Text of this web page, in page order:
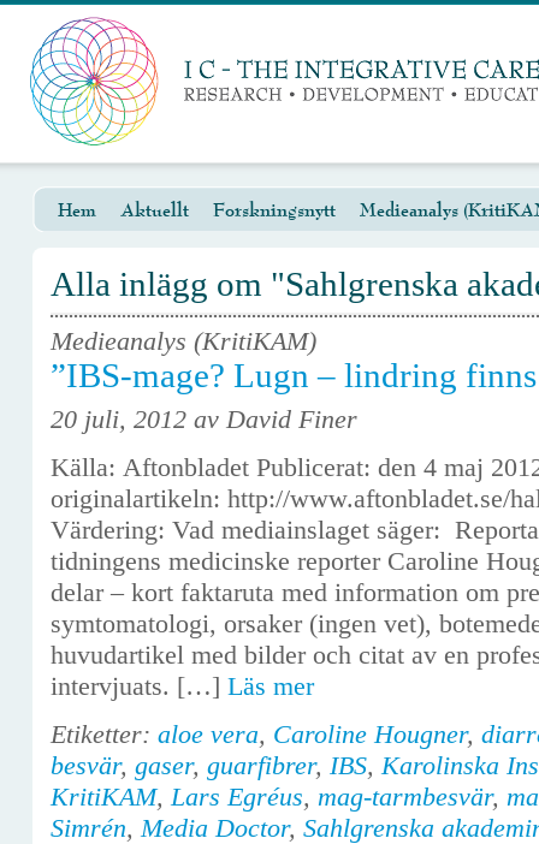
Hem Aktuellt Forskningsnytt Medieanalys
Alla inlägg om "Sahlgrenska
Medieanalys (KritiKAM)
”IBS-mage? Lugn – lindring
20 juli, 2012 av David Finer
Källa: Aftonbladet Publicerat: den 4 maj
originalartikeln: http://www.aftonbladet.se/
Värdering: Vad mediainslaget säger:
tidningens medicinske reporter Caroline
delar – kort faktaruta med information om
symtomatologi, orsaker (ingen vet),
huvudartikel med bilder och citat av en
intervjuats. […] Läs mer
Etiketter: aloe vera, Caroline Hougner,
besvär, gaser, guarfibrer, IBS,Karolinska
KritiKAM,Lars Egréus, mag-tarmbesvär,
Simrén,Media Doctor, Sahlgrenska